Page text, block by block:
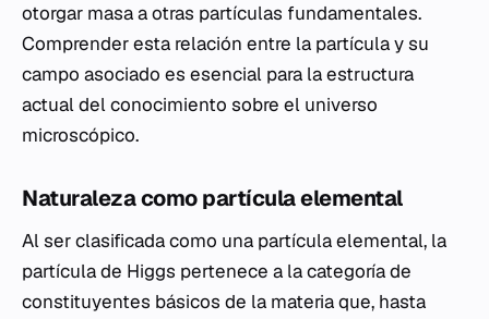
otorgar masa a otras partículas fundamentales.
Comprender esta relación entre la partícula y su
campo asociado es esencial para la estructura
actual del conocimiento sobre el universo
microscópico.
Naturaleza como partícula elemental
Al ser clasificada como una partícula elemental, la
partícula de Higgs pertenece a la categoría de
constituyentes básicos de la materia que, hasta